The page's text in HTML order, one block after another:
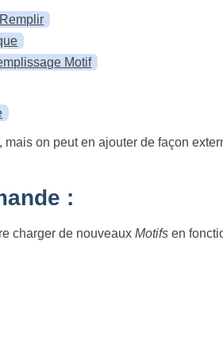
Motif
on peut en ajouter de façon
:
charger de nouveauxMotifs en